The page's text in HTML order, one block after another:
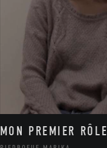
MON PREMIER RÔLE